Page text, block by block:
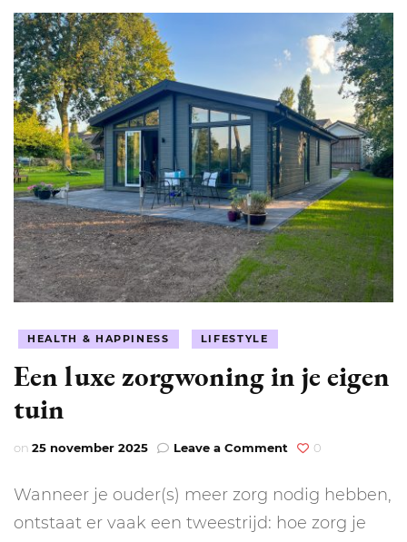
HEALTH & HAPPINESS LIFESTYLE
Een luxe zorgwoning in je eigen
tuin
on 25 november 2025 Leave a Comment on
zorgwoning
in
0
Wanneer je ouder(s) meer zorg nodig hebben,
ontstaat er vaak een tweestrijd: hoe zorg je